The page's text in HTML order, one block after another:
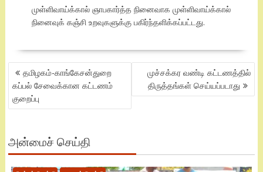
முள்ளிவாய்க்கால் ஞாபகார்த்த நினைவாக முள்ளிவாய்க்கால்
நினைவுக் கஞ்சி உறவுகளுக்கு பகிர்ந்தளிக்கப்பட்டது.
POST
NAVIGATION
தமிழகம்-காங்கேசன்துறை
கப்பல் சேவைக்கான கட்டணம்
குறைப்பு
முச்சக்கர வண்டி கட்டணத்தில்
திருத்தங்கள் செய்யப்படாது
அன்மைச் செய்தி